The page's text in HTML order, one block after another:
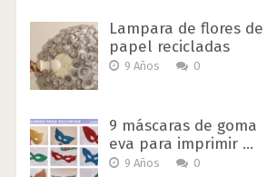
Lampara de flores de
papel recicladas
9 Años 0
9 máscaras de goma
eva para imprimir …
9 Años 0